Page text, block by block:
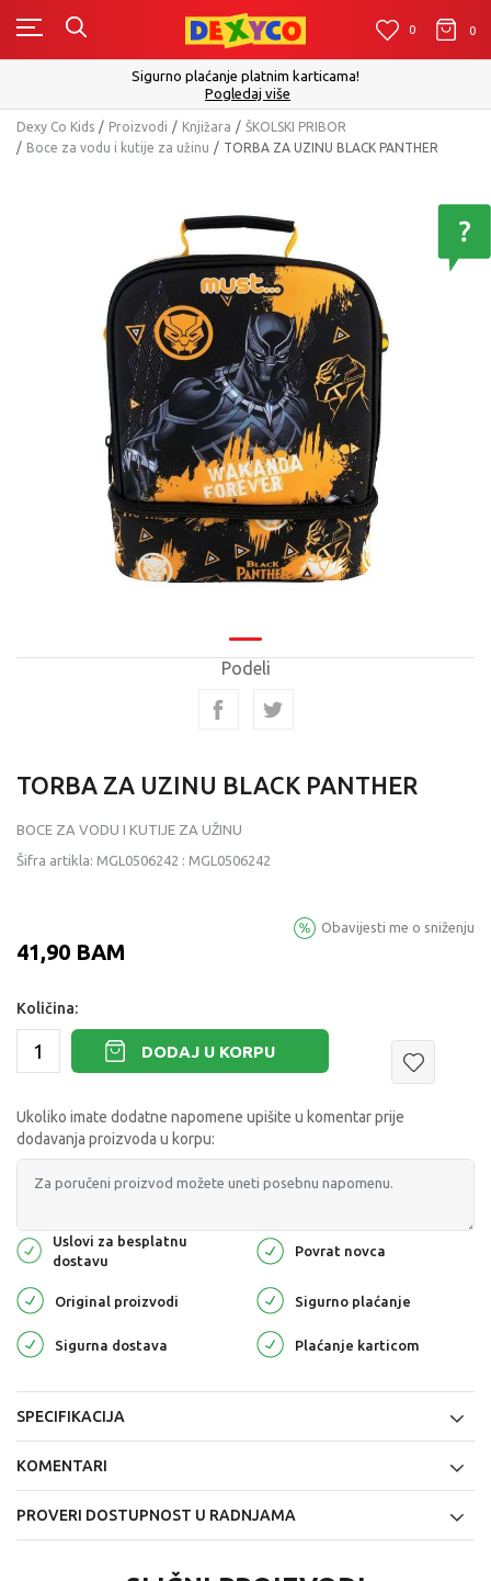
0 0
Sigurno plaćanje platnim karticama!
Pogledaj više
Dexy Co Kids Proizvodi Knjižara
ŠKOLSKI PRIBOR
Boce za vodu i kutije za užinu
TORBA ZA UZINU BLACK PANTHER
Podeli
TORBA ZA UZINU BLACK PANTHER
BOCE ZA VODU I KUTIJE ZA UŽINU
Šifra artikla: MGL0506242 : MGL0506242
41,90 BAM
Obavijesti me o sniženju
Količina:
DODAJ U KORPU
Ukoliko imate dodatne napomene upišite u komentar prije
dodavanja proizvoda u korpu:
Uslovi za besplatnu
dostavu
Povrat novca
Original proizvodi Sigurno plaćanje
Sigurna dostava Plaćanje karticom
SPECIFIKACIJA
KOMENTARI
PROVERI DOSTUPNOST U RADNJAMA